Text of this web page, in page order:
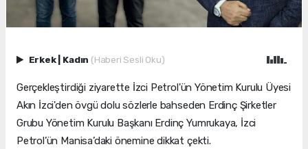
Erkek Kadın (Haberi Sesli Oku)
Gerçekleştirdiği ziyarette İzci Petrol'ün Yönetim Kurulu Üyesi
Akın İzci'den övgü dolu sözlerle bahseden Erdinç Şirketler
Grubu Yönetim Kurulu Başkanı Erdinç Yumrukaya, İzci
Petrol’ün Manisa’daki önemine dikkat çekti.